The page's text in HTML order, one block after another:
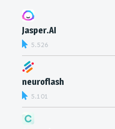
Jasper.AI
5.526
neuroflash
5.101